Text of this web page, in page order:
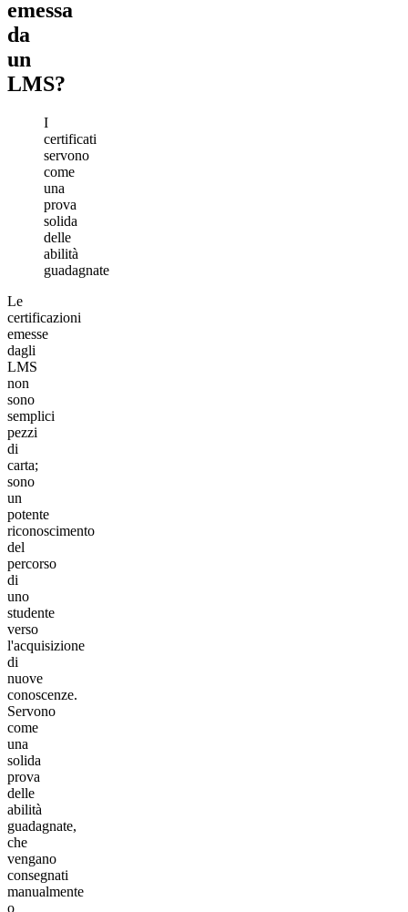
emessa
da
un
LMS?
I
certificati
servono
come
una
prova
solida
delle
abilità
guadagnate
Le
certificazioni
emesse
dagli
LMS
non
sono
semplici
pezzi
di
carta;
sono
un
potente
riconoscimento
del
percorso
di
uno
studente
verso
l'acquisizione
di
nuove
conoscenze.
Servono
come
una
solida
prova
delle
abilità
guadagnate,
che
vengano
consegnati
manualmente
o